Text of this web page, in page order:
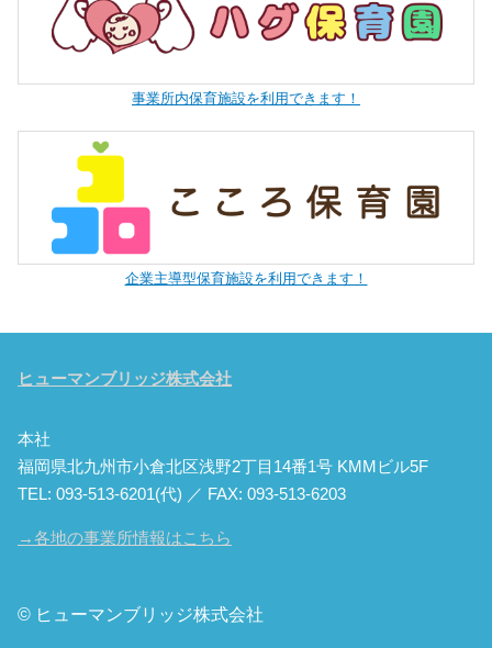
事業所内保育施設を利用できます！
企業主導型保育施設を利用できます！
ヒューマンブリッジ株式会社
本社
福岡県北九州市小倉北区浅野2丁目14番1号 KMMビル5F
TEL: 093-513-6201(代) ／ FAX: 093-513-6203
→各地の事業所情報はこちら
© ヒューマンブリッジ株式会社